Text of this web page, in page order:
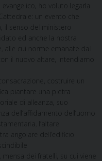
ho voluto legarla
un evento che
il senso del ministero
ed anche la nostra
alle cui norme emanate dal
il nuovo altare, intendiamo
costruire un
piantare una pietra
di alleanza, suo
dell’affidamento dell’uomo
l’altare
angolare dell’edificio
dei fratelli, su cui viene